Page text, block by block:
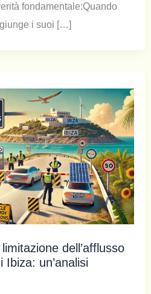
fondamentale:Quando
i suoi […]
dell’afflusso
Ibiza: un’analisi